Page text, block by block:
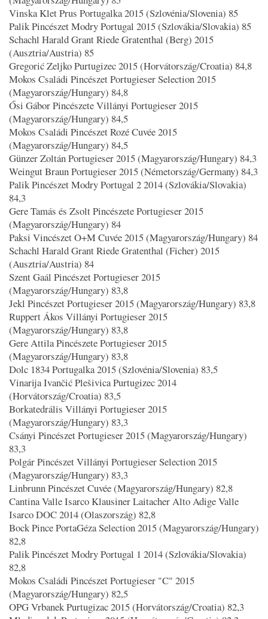
Vinska Klet Prus Portugalka 2015 (Szlovénia/Slovenia) 85
Palik Pincészet Modry Portugal 2015 (Szlovákia/Slovakia) 85
Schachl Harald Grant Riede Gratenthal (Berg) 2015
(Ausztria/Austria) 85
Gregorić Zeljko Purtugizec 2015 (Horvátország/Croatia) 84,8
Mokos Családi Pincészet Portugieser Selection 2015
(Magyarország/Hungary) 84,8
Ősi Gábor Pincészete Villányi Portugieser 2015
(Magyarország/Hungary) 84,5
Mokos Családi Pincészet Rozé Cuvée 2015
(Magyarország/Hungary) 84,5
Günzer Zoltán Portugieser 2015 (Magyarország/Hungary) 84,3
Weingut Braun Portugieser 2015 (Németország/Germany) 84,3
Palik Pincészet Modry Portugal 2 2014 (Szlovákia/Slovakia)
84,3
Gere Tamás és Zsolt Pincészete Portugieser 2015
(Magyarország/Hungary) 84
Paksi Vincészet O+M Cuvée 2015 (Magyarország/Hungary) 84
Schachl Harald Grant Riede Gratenthal (Ficher) 2015
(Ausztria/Austria) 84
Szent Gaál Pincészet Portugieser 2015
(Magyarország/Hungary) 83,8
Jekl Pincészet Portugieser 2015 (Magyarország/Hungary) 83,8
Ruppert Ákos Villányi Portugieser 2015
(Magyarország/Hungary) 83,8
Gere Attila Pincészete Portugieser 2015
(Magyarország/Hungary) 83,8
Dolc 1834 Portugalka 2015 (Szlovénia/Slovenia) 83,5
Vinarija Ivančić Plešivica Purtugizec 2014
(Horvátország/Croatia) 83,5
Borkatedrális Villányi Portugieser 2015
(Magyarország/Hungary) 83,3
Csányi Pincészet Portugieser 2015 (Magyarország/Hungary)
83,3
Polgár Pincészet Villányi Portugieser Selection 2015
(Magyarország/Hungary) 83,3
Linbrunn Pincészet Cuvée (Magyarország/Hungary) 82,8
Cantina Valle Isarco Klausiner Laitacher Alto Adige Valle
Isarco DOC 2014 (Olaszország) 82,8
Bock Pince PortaGéza Selection 2015 (Magyarország/Hungary)
82,8
Palik Pincészet Modry Portugal 1 2014 (Szlovákia/Slovakia)
82,8
Mokos Családi Pincészet Portugieser "C" 2015
(Magyarország/Hungary) 82,5
OPG Vrbanek Purtugizac 2015 (Horvátország/Croatia) 82,3